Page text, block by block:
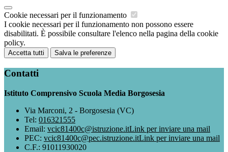
Cookie necessari per il funzionamento
I cookie necessari per il funzionamento non possono essere
disabilitati. È possibile consultare l'elenco nella pagina della cookie
policy.
Accetta tutti Salva le preferenze
Contatti
Istituto Comprensivo Scuola Media Borgosesia
Via Marconi, 2 - Borgosesia (VC)
Tel: 016321555
Email: vcic81400c@istruzione.itLink per inviare una mail
PEC: vcic81400c@pec.istruzione.itLink per inviare una mail
C.F.: 91011930020